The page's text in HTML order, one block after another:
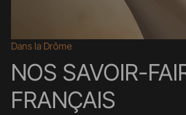
Dans la Drôme
NOS SAVOIR-
FRANÇAIS